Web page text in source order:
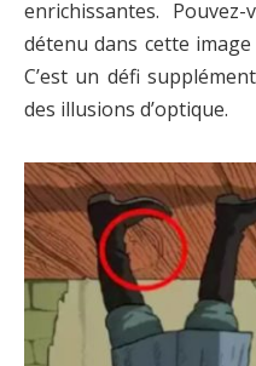
enrichissantes.
détenu dans cette
C’est un défi
des illusions d’optique.